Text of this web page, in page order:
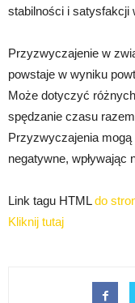
stabilności i satysfakcji
Przyzwyczajenie w
powstaje w wyniku
Może dotyczyć
spędzanie czasu
Przyzwyczajenia
negatywne, wpływając
Link tagu HTMLdo
Kliknij tutaj